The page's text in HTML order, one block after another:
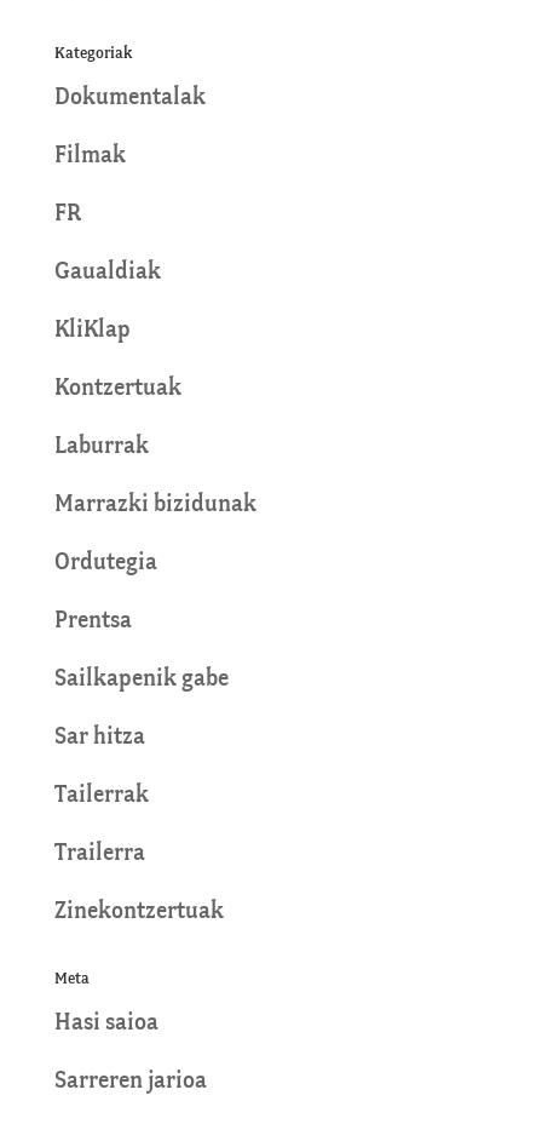
Kategoriak
Dokumentalak
Filmak
FR
Gaualdiak
KliKlap
Kontzertuak
Laburrak
Marrazki bizidunak
Ordutegia
Prentsa
Sailkapenik gabe
Sar hitza
Tailerrak
Trailerra
Zinekontzertuak
Meta
Hasi saioa
Sarreren jarioa